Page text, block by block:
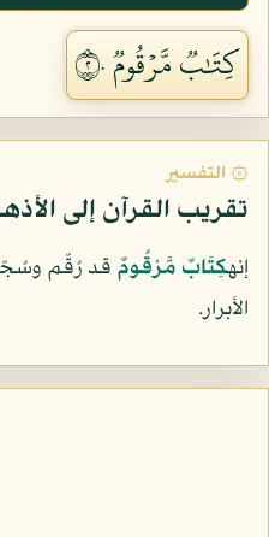
كِتَٰبٞ مَّرۡقُومٞ ٢٠
۞ التفسير
تقريب القرآن إلى
إنهكِتَابٌ مَّرْقُومٌ قد رُقّم
الأبرار.